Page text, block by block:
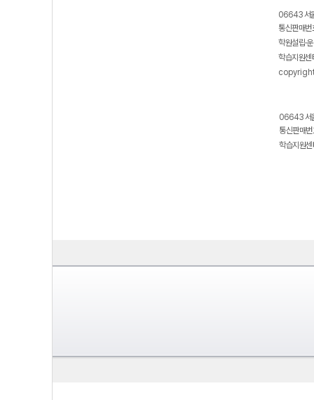
06643 서
통신판매
학원설립·
학습지원
06643 서
통신판매
학습지원